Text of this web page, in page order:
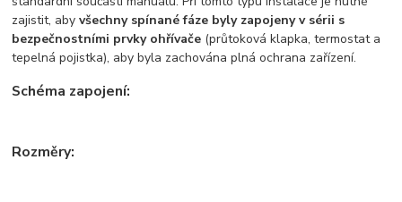
zajistit, abyvšechny spínané fáze byly zapojeny v sérii s
bezpečnostními prvky ohřívače (průtoková klapka, termostat a
tepelná pojistka), aby byla zachována plná ochrana zařízení.
Schéma zapojení:
Rozměry: